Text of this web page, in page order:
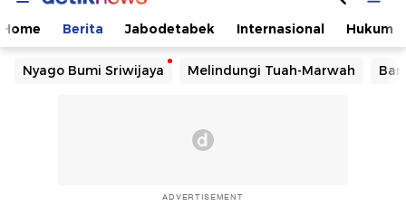
Home Berita Jabodetabek Internasional Hukum
Nyago Bumi Sriwijaya Melindungi Tuah-Marwah
ADVERTISEMENT